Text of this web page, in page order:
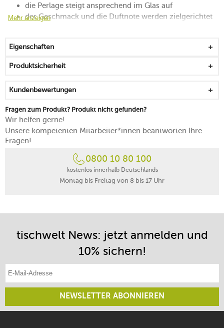
die Perlage steigt ansprechend im Glas auf
der Geschmack und die Duftnote werden zielgerichtet
spülmaschinengeeignet
Mehr anzeigen
Eigenschaften
Produktsicherheit
Kundenbewertungen
Fragen zum Produkt? Produkt nicht gefunden?
Wir helfen gerne!
Unsere kompetenten Mitarbeiter*innen beantworten Ihre
Fragen!
0800 10 80 100
kostenlos innerhalb Deutschlands
Montag bis Freitag von 8 bis 17 Uhr
tischwelt News: jetzt anmelden und
10% sichern!
NEWSLETTER ABONNIEREN